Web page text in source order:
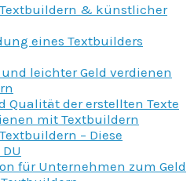
& künstlicher
eines Textbuilders
leichter Geld verdienen
Qualität der erstellten Texte
mit Textbuildern
– Diese
für Unternehmen zum Geld